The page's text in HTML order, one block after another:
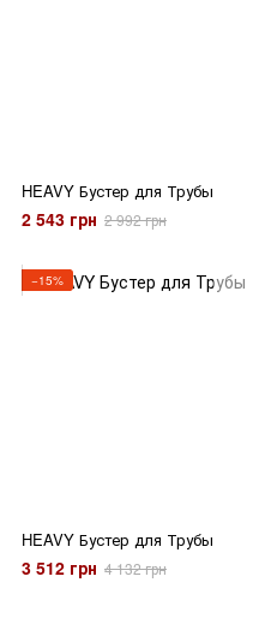
HEAVY Бустер для Трубы
2 543 грн 2 992 грн
−15%
HEAVY Бустер для Трубы
3 512 грн 4 132 грн